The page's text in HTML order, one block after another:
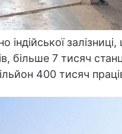
індійської
більше 7 тисяч
400 тисяч